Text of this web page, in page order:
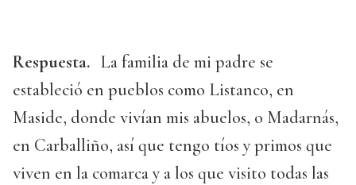
Respuesta. La familia de mi padre se
estableció en pueblos como Listanco, en
Maside, donde vivían mis abuelos, o Madarnás,
en Carballiño, así que tengo tíos y primos que
viven en la comarca y a los que visito todas las